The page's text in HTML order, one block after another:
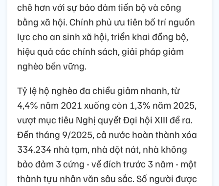
chẽ hơn với sự bảo đảm tiến bộ và công
bằng xã hội. Chính phủ ưu tiên bố trí nguồn
lực cho an sinh xã hội, triển khai đồng bộ,
hiệu quả các chính sách, giải pháp giảm
nghèo bền vững.
Tỷ lệ hộ nghèo đa chiều giảm nhanh, từ
4,4% năm 2021 xuống còn 1,3% năm 2025,
vượt mục tiêu Nghị quyết Đại hội XIII đề ra.
Đến tháng 9/2025, cả nước hoàn thành xóa
334.234 nhà tạm, nhà dột nát, nhà không
bảo đảm 3 cứng - về đích trước 3 năm - một
thành tựu nhân văn sâu sắc. Số người được